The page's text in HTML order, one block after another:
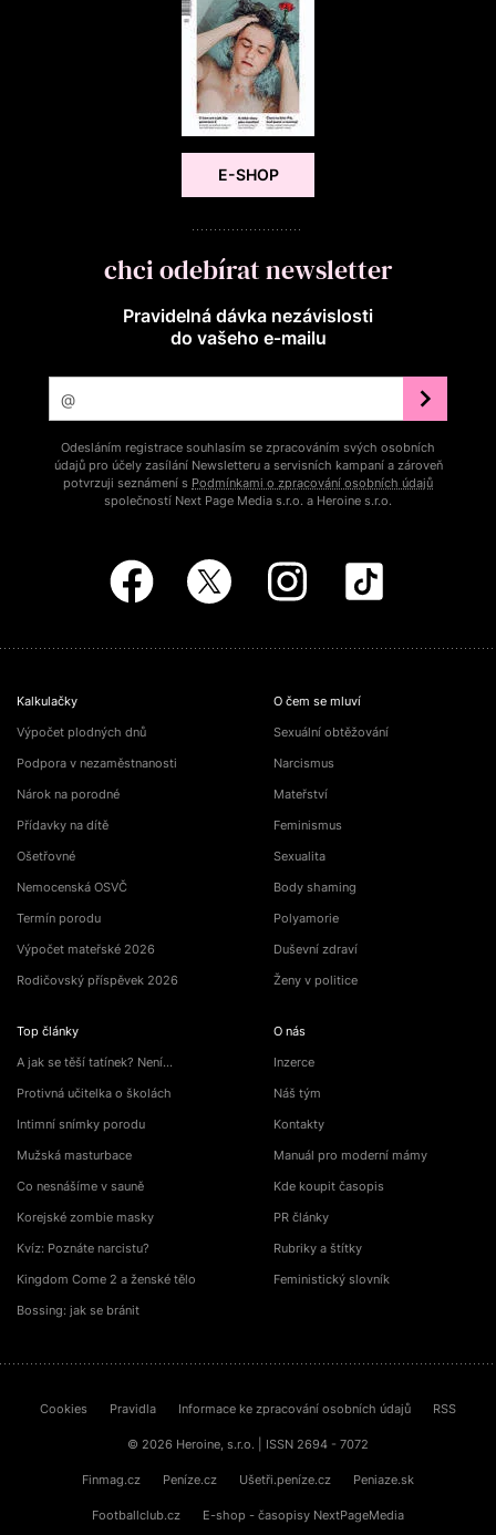
E-SHOP
chci odebírat newsletter
Pravidelná dávka nezávislosti
do vašeho e‑mailu
Odesláním registrace souhlasím se zpracováním svých osobních
údajů pro účely zasílání Newsletteru a servisních kampaní a zároveň
potvrzuji seznámení s Podmínkami o zpracování osobních údajů
společností Next Page Media s.r.o. a Heroine s.r.o.
Kalkulačky
Výpočet plodných dnů
Podpora v nezaměstnanosti
Nárok na porodné
Přídavky na dítě
Ošetřovné
Nemocenská OSVČ
Termín porodu
Výpočet mateřské 2026
Rodičovský příspěvek 2026
Top články
A jak se těší tatínek? Není…
Protivná učitelka o školách
Intimní snímky porodu
Mužská masturbace
Co nesnášíme v sauně
Korejské zombie masky
Kvíz: Poznáte narcistu?
Kingdom Come 2 a ženské tělo
Bossing: jak se bránit
O čem se mluví
Sexuální obtěžování
Narcismus
Mateřství
Feminismus
Sexualita
Body shaming
Polyamorie
Duševní zdraví
Ženy v politice
O nás
Inzerce
Náš tým
Kontakty
Manuál pro moderní mámy
Kde koupit časopis
PR články
Rubriky a štítky
Feministický slovník
Cookies Pravidla Informace ke zpracování osobních údajů RSS
© 2026 Heroine, s.r.o. | ISSN 2694 - 7072
Finmag.cz Peníze.cz Ušetři.peníze.cz Peniaze.sk
Footballclub.cz E-shop - časopisy NextPageMedia